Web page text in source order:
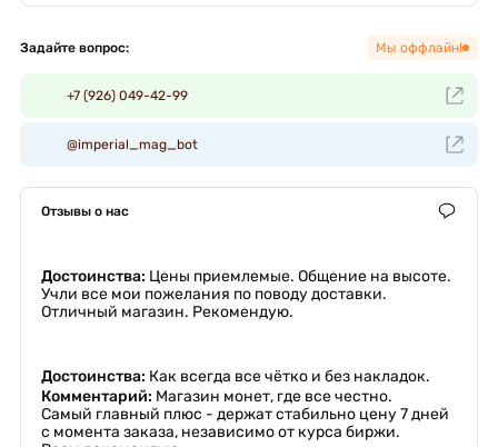
Задайте вопрос: Мы оффлайн!
+7 (926) 049-42-99
@imperial_mag_bot
Отзывы о нас
Достоинства: Цены приемлемые. Общение на высоте.
Учли все мои пожелания по поводу доставки.
Отличный магазин. Рекомендую.
Достоинства: Как всегда все чётко и без накладок.
Комментарий: Магазин монет, где все честно.
Самый главный плюс - держат стабильно цену 7 дней
с момента заказа, независимо от курса биржи.